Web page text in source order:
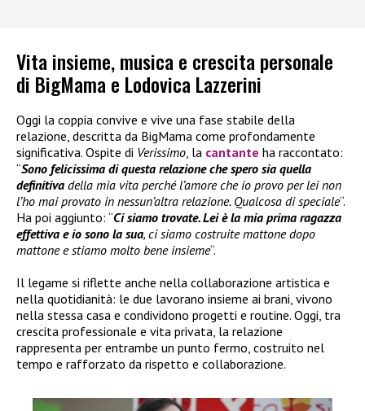
Vita insieme, musica e crescita personale
di BigMama e Lodovica Lazzerini
Oggi la coppia convive e vive una fase stabile della
relazione, descritta da BigMama come profondamente
significativa. Ospite di Verissimo , la cantante ha raccontato:
“Sono felicissima di questa relazione che spero sia quella
definitiva della mia vita perché l’amore che io provo per lei non
l’ho mai provato in nessun’altra relazione. Qualcosa di speciale“.
Ha poi aggiunto: “Ci siamo trovate. Lei è la mia prima ragazza
effettiva e io sono la sua, ci siamo costruite mattone dopo
mattone e stiamo molto bene insieme“.
Il legame si riflette anche nella collaborazione artistica e
nella quotidianità: le due lavorano insieme ai brani, vivono
nella stessa casa e condividono progetti e routine. Oggi, tra
crescita professionale e vita privata, la relazione
rappresenta per entrambe un punto fermo, costruito nel
tempo e rafforzato da rispetto e collaborazione.